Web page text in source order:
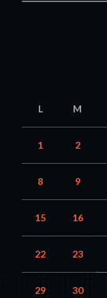
L M
1 2
8 9
15 16
22 23
29 30